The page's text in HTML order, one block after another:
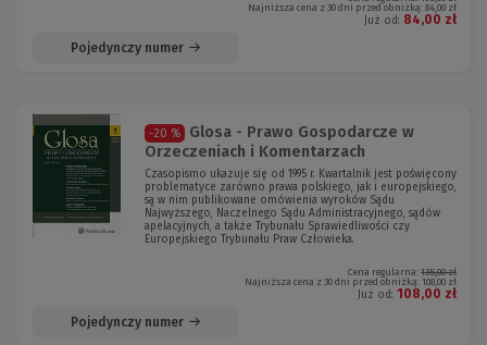
Najniższa cena z 30 dni przed obniżką: 84,00 zł
Już od: 84,00 zł
Pojedynczy numer
-20 %
Glosa - Prawo Gospodarcze w
Orzeczeniach i Komentarzach
Czasopismo ukazuje się od 1995 r. Kwartalnik jest poświęcony
problematyce zarówno prawa polskiego, jak i europejskiego,
są w nim publikowane omówienia wyroków Sądu
Najwyższego, Naczelnego Sądu Administracyjnego, sądów
apelacyjnych, a także Trybunału Sprawiedliwości czy
Europejskiego Trybunału Praw Człowieka.
Cena regularna: 135,00 zł
Najniższa cena z 30 dni przed obniżką: 108,00 zł
Już od: 108,00 zł
Pojedynczy numer